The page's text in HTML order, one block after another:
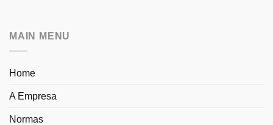
MAIN MENU
Home
A Empresa
Normas